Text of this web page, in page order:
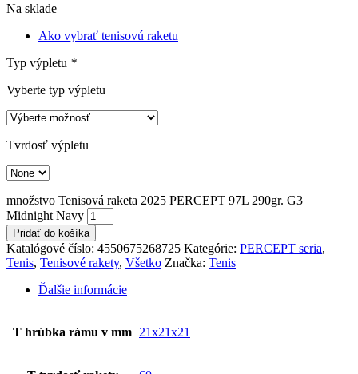
Na sklade
Ako vybrať tenisovú raketu
Typ výpletu *
Vyberte typ výpletu
Tvrdosť výpletu
množstvo Tenisová raketa 2025 PERCEPT 97L 290gr. G3
Midnight Navy
Pridať do košíka
Katalógové číslo: 4550675268725 Kategórie: PERCEPT seria,
Tenis, Tenisové rakety, Všetko Značka: Tenis
Ďalšie informácie
T hrúbka rámu v mm 21x21x21